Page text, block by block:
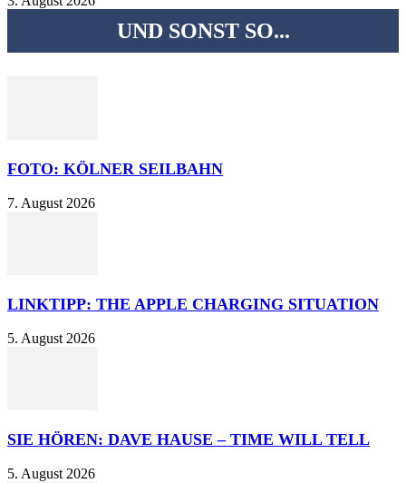
UND SONST SO...
FOTO: KÖLNER SEILBAHN
7. August 2026
LINKTIPP: THE APPLE CHARGING SITUATION
5. August 2026
SIE HÖREN: DAVE HAUSE – TIME WILL TELL
5. August 2026